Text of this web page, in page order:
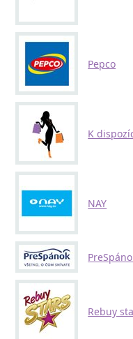
Pepco
K
NAY
Rebuy